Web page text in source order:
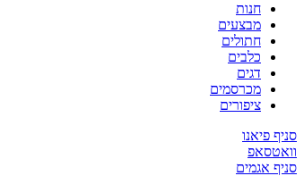
חנות
מבצעים
חתולים
כלבים
דגים
מכרסמים
ציפורים
סניף פיאנו
וואטסאפ
סניף אגמים